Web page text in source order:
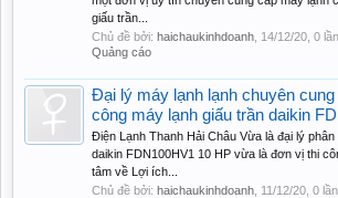
giấu trần...
Chủ đề bởi: haichaukinhdoanh 14/12/20 , 0
Quảng cáo
Đại lý máy lạnh lạnh chuyên cung
công máy lạnh giấu trần daikin
Điện Lạnh Thanh Hải Châu Vừa là đại lý
daikin FDN100HV1 10 HP vừa là đơn vị thi
tâm về Lợi ích...
Chủ đề bởi: haichaukinhdoanh 11/12/20 , 0